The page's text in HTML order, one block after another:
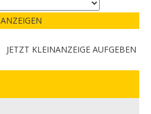
ANZEIGEN
JETZT KLEINANZEIGE AUFGEBEN